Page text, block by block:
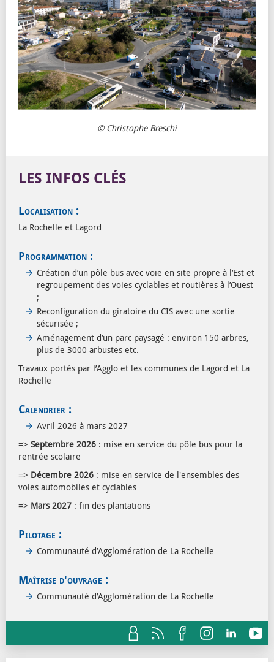
© Christophe Breschi
LES INFOS CLÉS
Localisation :
La Rochelle et Lagord
Programmation :
Création d’un pôle bus avec voie en site propre à l’Est et
regroupement des voies cyclables et routières à l’Ouest
;
Reconfiguration du giratoire du CIS avec une sortie
sécurisée ;
Aménagement d’un parc paysagé : environ 150 arbres,
plus de 3000 arbustes etc.
Travaux portés par l’Agglo et les communes de Lagord et La
Rochelle
Calendrier :
Avril 2026 à mars 2027
=> Septembre 2026 : mise en service du pôle bus pour la
rentrée scolaire
=> Décembre 2026 : mise en service de l'ensembles des
voies automobiles et cyclables
=> Mars 2027 : fin des plantations
Pilotage :
Communauté d’Agglomération de La Rochelle
Maîtrise d'ouvrage :
Communauté d’Agglomération de La Rochelle